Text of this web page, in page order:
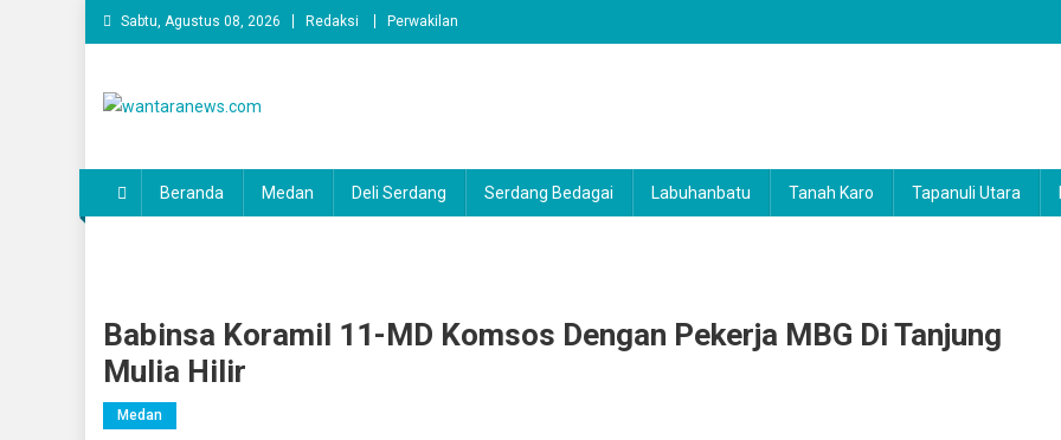
Skip
to
Sabtu, Agustus 08, 2026 Redaksi Perwakilan
Beranda Medan Deli Serdang Serdang Bedagai Labuhanbatu Tanah Karo Tapanuli Utara
Babinsa Koramil 11-MD Komsos Dengan Pekerja MBG Di Tanjung
Mulia Hilir
Medan